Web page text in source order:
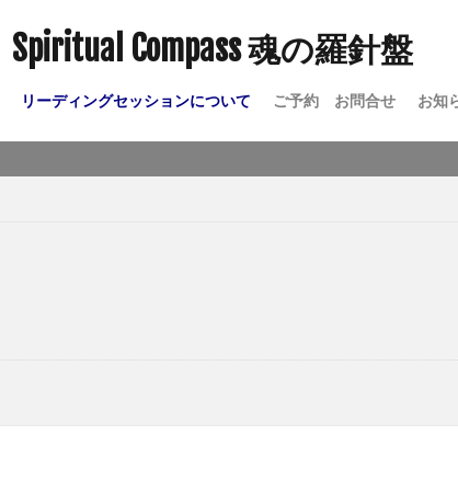
Spiritual Compass 魂の羅針盤
リーディングセッションについて ご予約 お問合せ お知